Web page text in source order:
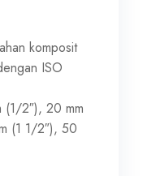
komposit
ISO
(1/2″), 20 mm
(1 1/2″), 50